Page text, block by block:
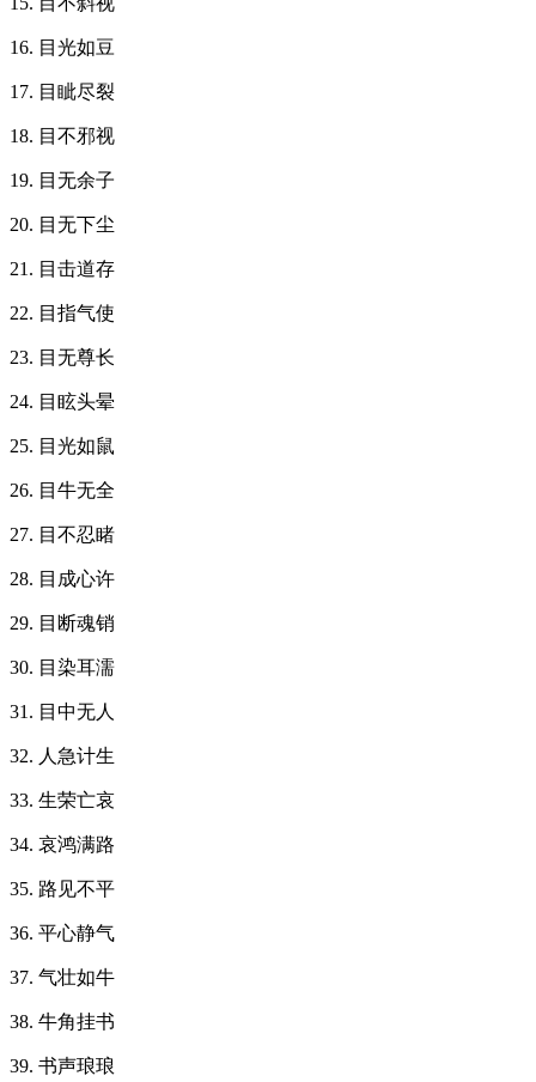
16. 目光如豆
17. 目眦尽裂
18. 目不邪视
19. 目无余子
20. 目无下尘
21. 目击道存
22. 目指气使
23. 目无尊长
24. 目眩头晕
25. 目光如鼠
26. 目牛无全
27. 目不忍睹
28. 目成心许
29. 目断魂销
30. 目染耳濡
31. 目中无人
32. 人急计生
33. 生荣亡哀
34. 哀鸿满路
35. 路见不平
36. 平心静气
37. 气壮如牛
38. 牛角挂书
39. 书声琅琅